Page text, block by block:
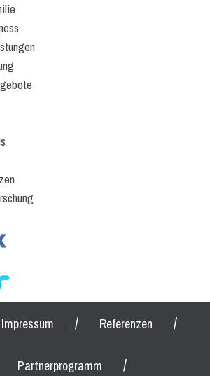
Impressum / Referenzen /
Partnerprogramm /